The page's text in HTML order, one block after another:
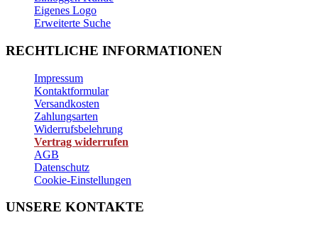
Eigenes Logo
Erweiterte Suche
RECHTLICHE INFORMATIONEN
Impressum
Kontaktformular
Versandkosten
Zahlungsarten
Widerrufsbelehrung
Vertrag widerrufen
AGB
Datenschutz
Cookie-Einstellungen
UNSERE KONTAKTE